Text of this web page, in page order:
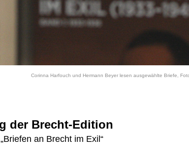
Corinna Harfouch und Hermann Beyer lesen ausgewählte Briefe,
der Brecht-Edition
an Brecht im Exil“